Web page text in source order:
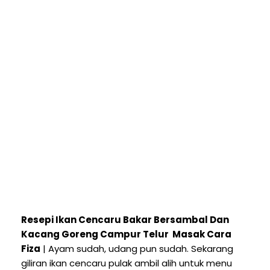
Resepi Ikan Cencaru Bakar Bersambal Dan
Kacang Goreng Campur Telur Masak Cara
Fiza | Ayam sudah, udang pun sudah. Sekarang
giliran ikan cencaru pulak ambil alih untuk menu